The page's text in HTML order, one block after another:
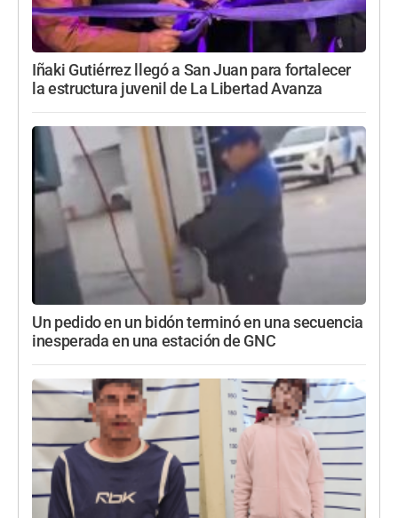
Iñaki Gutiérrez llegó a San Juan para fortalecer
la estructura juvenil de La Libertad Avanza
Un pedido en un bidón terminó en una secuencia
inesperada en una estación de GNC